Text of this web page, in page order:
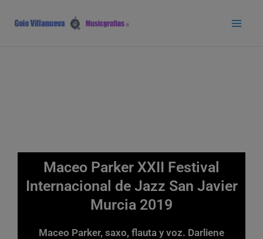
contenido
Maceo Parker XXII Festival
Internacional de Jazz San Javier
Murcia 2019
Maceo Parker, saxo, flauta y voz. Darliene